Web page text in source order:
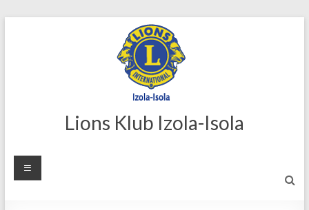
Lions Klub Izola-Isola